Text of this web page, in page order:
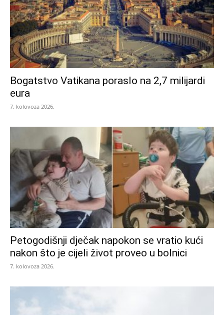
Bogatstvo Vatikana poraslo na 2,7 milijardi
eura
7. kolovoza 2026.
Petogodišnji dječak napokon se vratio kući
nakon što je cijeli život proveo u bolnici
7. kolovoza 2026.